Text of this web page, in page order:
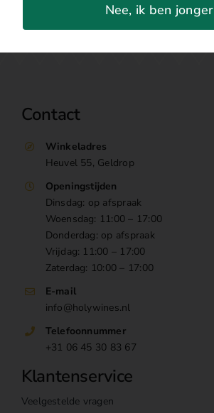
Contact
Winkeladres
Heuvel 55, Geldrop
Openingstijden
Dinsdag: op afspraak
Woensdag: 11:00 – 17:00
Donderdag: op afspraak
Vrijdag: 11:00 – 17:00
Zaterdag: 10:00 – 17:00
E-mail
info@holywines.nl
Telefoonnummer
+31 06 45 30 83 67
Klantenservice
Veelgestelde vragen
Nee, ik ben jonger